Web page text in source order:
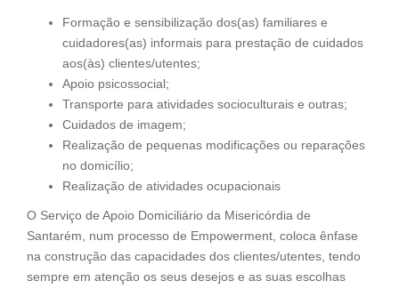
Formação e sensibilização dos(as) familiares e
cuidadores(as) informais para prestação de cuidados
aos(às) clientes/utentes;
Apoio psicossocial;
Transporte para atividades socioculturais e outras;
Cuidados de imagem;
Realização de pequenas modificações ou reparações
no domicílio;
Realização de atividades ocupacionais
O Serviço de Apoio Domiciliário da Misericórdia de
Santarém, num processo de Empowerment, coloca ênfase
na construção das capacidades dos clientes/utentes, tendo
sempre em atenção os seus desejos e as suas escolhas